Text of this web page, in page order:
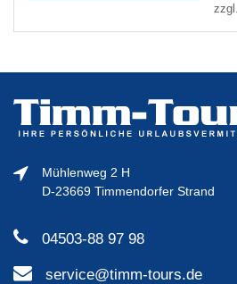
zzgl.
Mühlenweg 2 H
D-23669 Timmendorfer Strand
04503-88 97 98
service@timm-tours.de